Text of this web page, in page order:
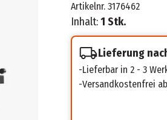
Artikelnr. 3176462
Inhalt:1 Stk.
Lieferung
Lieferbar in 2 - 3
Versandkostenfrei